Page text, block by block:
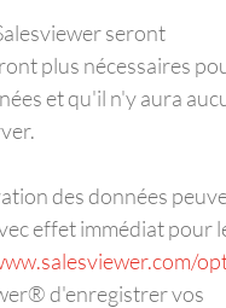
seront
plus nécessaires
et qu'il n'y aura
des données
effet immédiat pour
d'enregistrer vos